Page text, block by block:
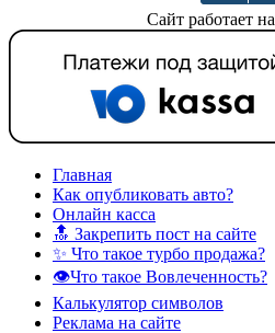
Сайт работает на
Главная
Как опубликовать авто?
Онлайн касса
🔝 Закрепить пост на сайте
✨ Что такое турбо продажа?
👁️Что такое Вовлеченность?
Калькулятор символов
Реклама на сайте